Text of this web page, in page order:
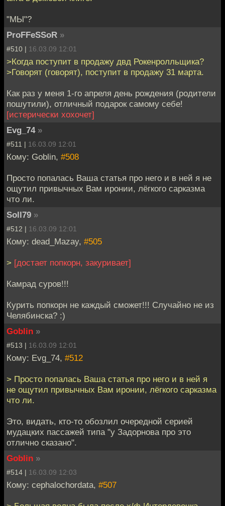
"МЫ"?
ProFFeSSoR »
#510 | 16.03.09 12:01
>Когда поступит в продажу двд Рокенролльщика?
>Говорят (говорят), поступит в продажу 31 марта.
Как раз у меня 1-го апреля день рождения (родители
пошутили), отличный подарок самому себе!
[истерически хохочет]
Evg_74 »
#511 | 16.03.09 12:01
Кому: Goblin, #508
Просто попалась Ваша статья про него и в ней я не
ощутил привычных Вам иронии, лёгкого сарказма
что ли.
Soll79 »
#512 | 16.03.09 12:01
Кому: dead_Mazay, #505
> [достает попкорн, закуривает]
Камрад суров!!!
Курить попкорн не каждый сможет!!! Случайно не из
Челябинска? :)
Goblin »
#513 | 16.03.09 12:01
Кому: Evg_74, #512
> Просто попалась Ваша статья про него и в ней я
не ощутил привычных Вам иронии, лёгкого сарказма
что ли.
Это, видать, кто-то обозлил очередной серией
мудацких пассажей типа "у Задорнова про это
отлично сказано".
Goblin »
#514 | 16.03.09 12:03
Кому: cephalochordata, #507